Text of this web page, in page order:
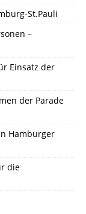
St.Pauli
–
Einsatz der
der Parade
Hamburger
die